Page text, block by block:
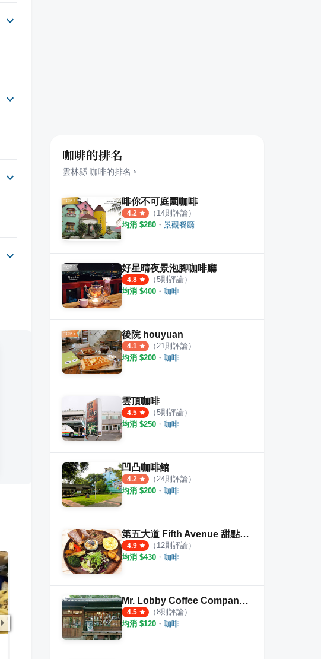
咖啡的排名
雲林縣 咖啡的排名 ›
啡你不可庭園咖啡
4.2 （ 14則評論）
均消 $280 ・ 景觀餐廳
好星晴夜景泡腳咖啡廳
4.8 （5則評論）
均消 $400 ・ 咖啡
後院 houyuan
4.1 （ 21 則評論）
均消 $200 ・ 咖啡
雲頂咖啡
4.5 （5則評論）
均消 $250 ・ 咖啡
凹凸咖啡館
4.2 （ 24則評論）
均消 $200 ・ 咖啡
第五大道 Fifth Avenue 甜點輕食咖啡
4.9 （ 12則評論）
均消 $430 ・ 咖啡
Mr. Lobby Coffee Company （大堂咖啡企業社）
4.5 （8則評論）
均消 $120 ・ 咖啡